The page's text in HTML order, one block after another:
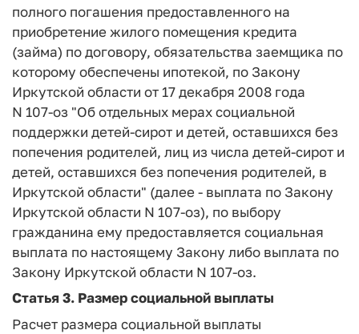
полного погашения предоставленного на
приобретение жилого помещения кредита
(займа) по договору, обязательства заемщика по
которому обеспечены ипотекой, по Закону
Иркутской области от 17 декабря 2008 года
N 107-оз "Об отдельных мерах социальной
поддержки детей-сирот и детей, оставшихся без
попечения родителей, лиц из числа детей-сирот и
детей, оставшихся без попечения родителей, в
Иркутской области" (далее - выплата по Закону
Иркутской области N 107-оз), по выбору
гражданина ему предоставляется социальная
выплата по настоящему Закону либо выплата по
Закону Иркутской области N 107-оз.
Статья 3. Размер социальной выплаты
Расчет размера социальной выплаты